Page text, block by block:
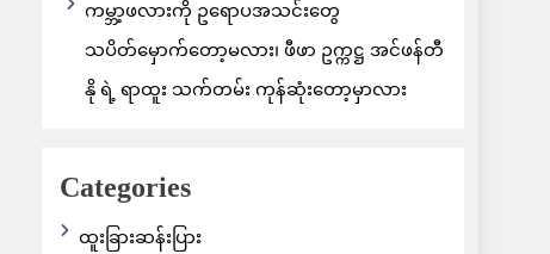
ကမ္ဘာ့ဖလားကို ဥရောပအသင်းတွေ
သပိတ်မှောက်တော့မလား၊ ဖီဖာ ဥက္ကဋ္ဌ အင်ဖန်တီ
နို ရဲ့ ရာထူး သက်တမ်း ကုန်ဆုံးတော့မှာလား
Categories
ထူးခြားဆန်းပြား